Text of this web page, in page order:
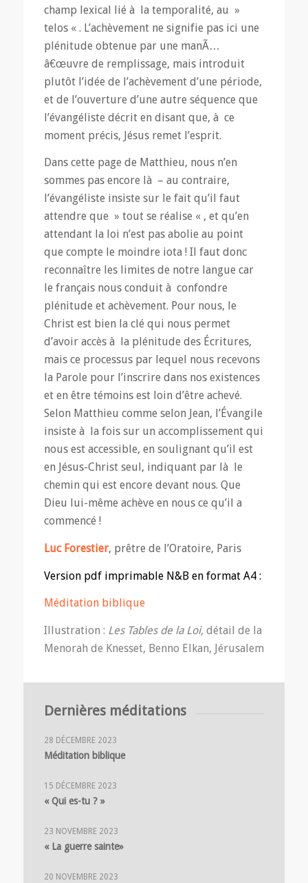
champ lexical lié à la temporalité, au »
telos « . L’achèvement ne signifie pas ici une
plénitude obtenue par une manÃ…
â€œuvre de remplissage, mais introduit
plutôt l’idée de l’achèvement d’une période,
et de l’ouverture d’une autre séquence que
l’évangéliste décrit en disant que, à ce
moment précis, Jésus remet l’esprit.
Dans cette page de Matthieu, nous n’en
sommes pas encore là – au contraire,
l’évangéliste insiste sur le fait qu’il faut
attendre que » tout se réalise « , et qu’en
attendant la loi n’est pas abolie au point
que compte le moindre iota ! Il faut donc
reconnaître les limites de notre langue car
le français nous conduit à confondre
plénitude et achèvement. Pour nous, le
Christ est bien la clé qui nous permet
d’avoir accès à la plénitude des Écritures,
mais ce processus par lequel nous recevons
la Parole pour l’inscrire dans nos existences
et en être témoins est loin d’être achevé.
Selon Matthieu comme selon Jean, l’Évangile
insiste à la fois sur un accomplissement qui
nous est accessible, en soulignant qu’il est
en Jésus-Christ seul, indiquant par là le
chemin qui est encore devant nous. Que
Dieu lui-même achève en nous ce qu’il a
commencé !
Luc Forestier, prêtre de l’Oratoire, Paris
Version pdf imprimable N&B en format A4 :
Méditation biblique
Illustration : Les Tables de la Loi, détail de la
Menorah de Knesset, Benno Elkan, Jérusalem
Dernières méditations
28 DÉCEMBRE 2023
Méditation biblique
15 DÉCEMBRE 2023
« Qui es-tu ? »
23 NOVEMBRE 2023
« La guerre sainte»
20 NOVEMBRE 2023